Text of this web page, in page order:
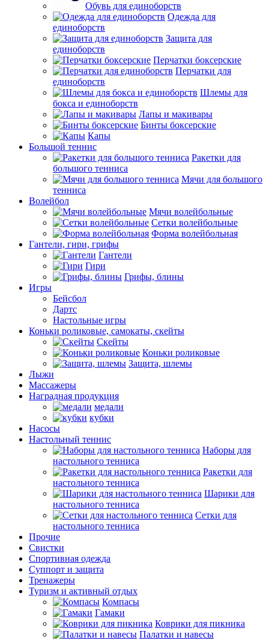
Обувь для единоборств
Одежда для
единоборств
Защита для
единоборств
Перчатки боксерские
Перчатки для
единоборств
Шлемы для
бокса и единоборств
Лапы и макивары
Бинты боксерские
Капы
Большой теннис
Ракетки для
большого тенниса
Мячи для большого
тенниса
Волейбол
Мячи волейбольные
Сетки волейбольные
Форма волейбольная
Гантели, гири, грифы
Гантели
Гири
Грифы, блины
Игры
Бейсбол
Дартс
Настольные игры
Коньки роликовые, самокаты, скейты
Скейты
Коньки роликовые
Защита, шлемы
Лыжи
Массажеры
Наградная продукция
медали
кубки
Насосы
Настольный теннис
Наборы для
настольного тенниса
Ракетки для
настольного тенниса
Шарики для
настольного тенниса
Сетки для
настольного тенниса
Прочие
Свистки
Спортивная одежда
Суппорт и защита
Тренажеры
Туризм и активный отдых
Компасы
Гамаки
Коврики для пикника
Палатки и навесы